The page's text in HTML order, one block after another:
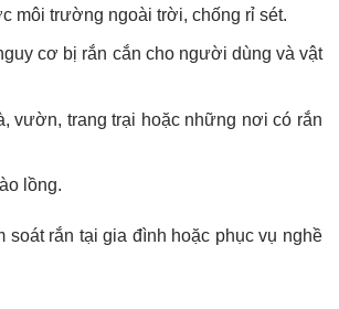
môi trường ngoài trời, chống rỉ sét.
cơ bị rắn cắn cho người dùng và vật
vườn, trang trại hoặc những nơi có rắn
lồng.
soát rắn tại gia đình hoặc phục vụ nghề